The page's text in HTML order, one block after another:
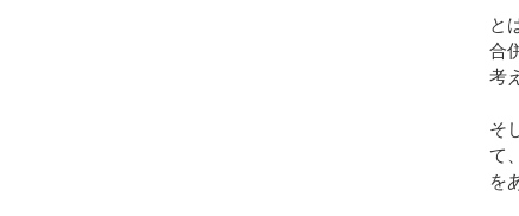
と
合
考
そ
て
を